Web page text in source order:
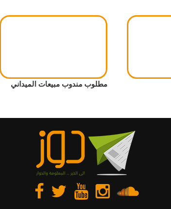
مطلوب مندوب مبيعات الميداني